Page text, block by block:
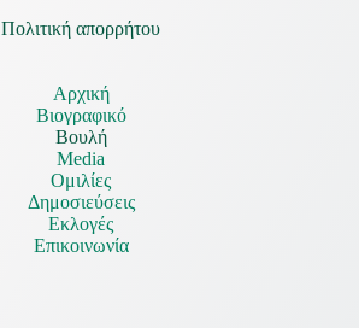
Πολιτική απορρήτου
Αρχική
Βιογραφικό
Βουλή
Media
Ομιλίες
Δημοσιεύσεις
Εκλογές
Επικοινωνία